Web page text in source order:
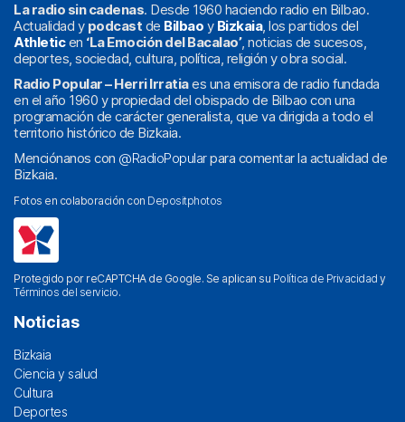
La radio sin cadenas. Desde 1960 haciendo radio en Bilbao.
Actualidad y podcast de Bilbao y Bizkaia, los partidos del
Athleticen ‘La Emoción del Bacalao’, noticias de sucesos,
deportes, sociedad, cultura, política, religión y obra social.
Radio Popular – Herri Irratiaes una emisora de radio fundada
en el año 1960 y propiedad del obispado de Bilbao con una
programación de carácter generalista, que va dirigida a todo el
territorio histórico de Bizkaia.
Menciónanos con @RadioPopularpara comentar la actualidad de
Bizkaia.
Fotos en colaboración con Depositphotos
Protegido por reCAPTCHA de Google. Se aplican su Política de Privacidad y
Términos del servicio.
Noticias
Bizkaia
Ciencia y salud
Cultura
Deportes